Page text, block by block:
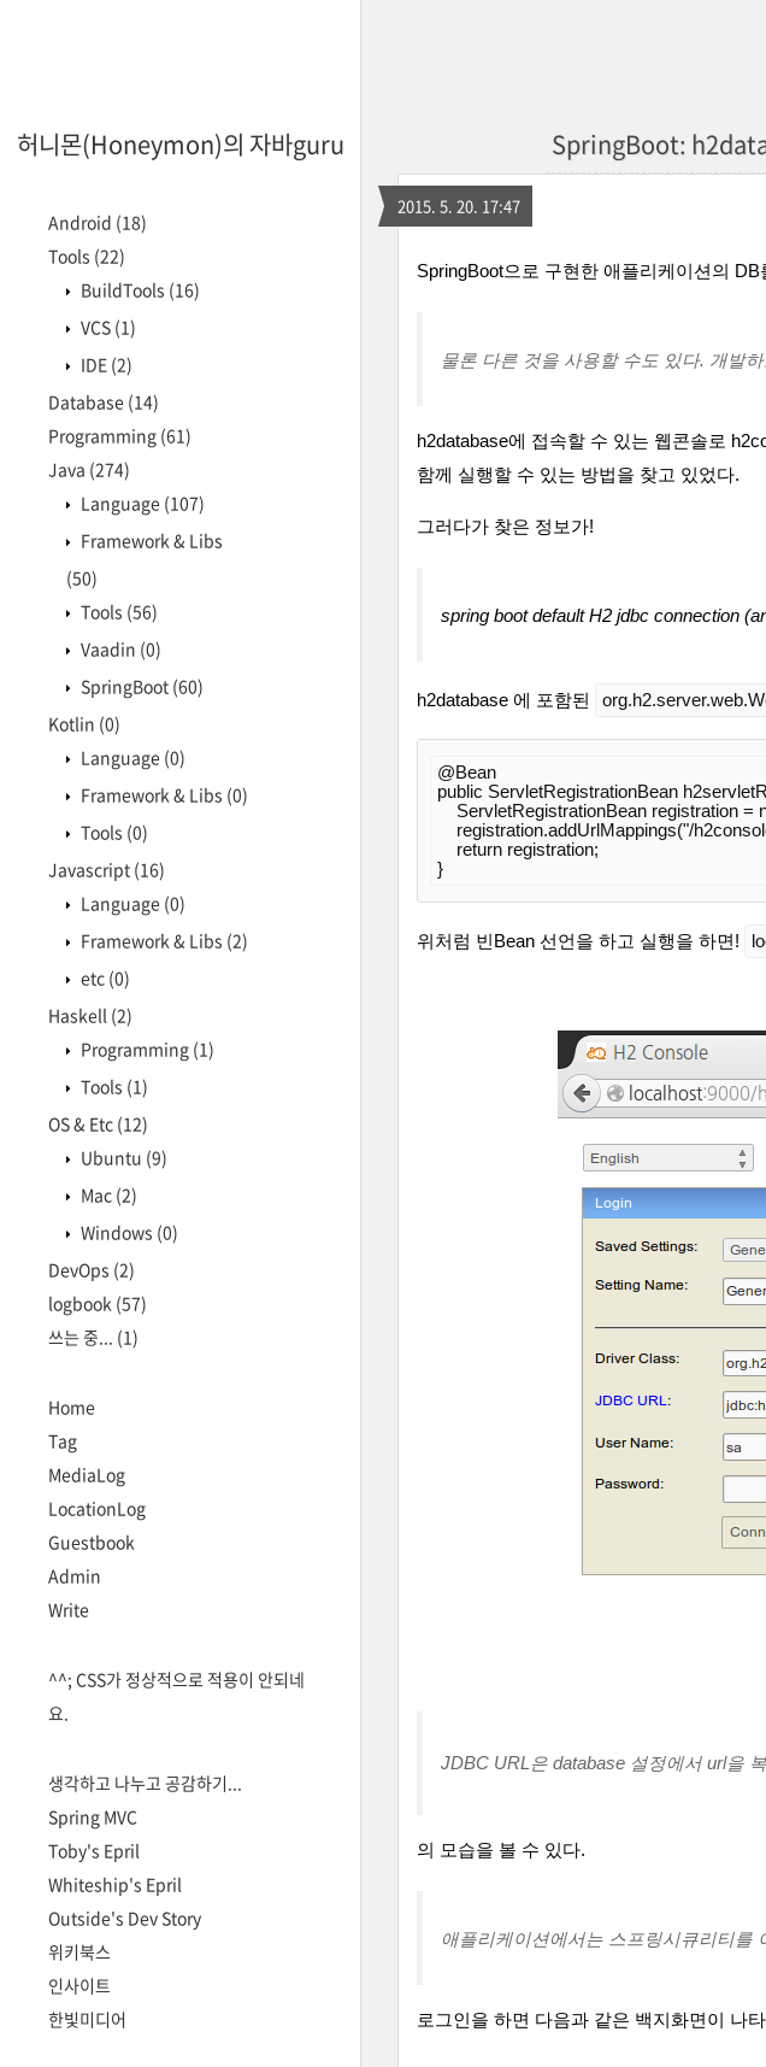
허니몬(Honeymon)의 자바guru
Android (18)
Tools (22)
BuildTools (16)
VCS (1)
IDE (2)
Database (14)
Programming (61)
Java (274)
Language (107)
Framework & Libs
(50)
Tools (56)
Vaadin (0)
SpringBoot (60)
Kotlin (0)
Language (0)
Framework & Libs (0)
Tools (0)
Javascript (16)
Language (0)
Framework & Libs (2)
etc (0)
Haskell (2)
Programming (1)
Tools (1)
OS & Etc (12)
Ubuntu (9)
Mac (2)
Windows (0)
DevOps (2)
logbook (57)
쓰는 중... (1)
Home
Tag
MediaLog
LocationLog
Guestbook
Admin
Write
^^; CSS가 정상적으로 적용이 안되네
요.
생각하고 나누고 공감하기...
Spring MVC
Toby's Epril
Whiteship's Epril
Outside's Dev Story
위키북스
인사이트
한빛미디어
SpringBoot:
2015. 5. 20. 17:47
SpringBoot으로 구현한 애플리케이션의 DB
물론 다른 것을 사용할 수도 있다. 개발
h2database에 접속할 수 있는 웹콘솔로
함께 실행할 수 있는 방법을 찾고 있었다.
그러다가 찾은 정보가!
spring boot default H2 jdbc connection
h2database 에 포함된
@Bean
public ServletRegistrationBean
    ServletRegistrationBean registration =
    registration.addUrlMappings(
"/
return registration;
위처럼 빈Bean 선언을 하고 실행을 하면!
JDBC URL은 database 설정에서 url을
의 모습을 볼 수 있다.
애플리케이션에서는 스프링시큐리티를
로그인을 하면 다음과 같은 백지화면이 나